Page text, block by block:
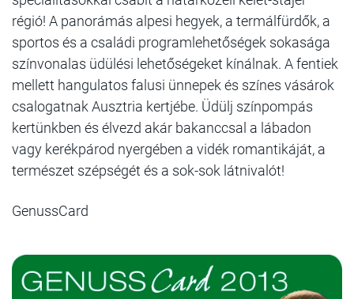
régió! A panorámás alpesi hegyek, a termálfürdők, a
sportos és a családi programlehetőségek sokasága
színvonalas üdülési lehetőségeket kínálnak. A fentiek
mellett hangulatos falusi ünnepek és színes vásárok
csalogatnak Ausztria kertjébe. Üdülj színpompás
kertünkben és élvezd akár bakanccsal a lábadon
vagy kerékpárod nyergében a vidék romantikáját, a
természet szépségét és a sok-sok látnivalót!
GenussCard